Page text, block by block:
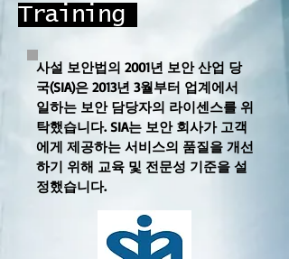
사설 보안법의 2001년 보안 산업 당
국(SIA)은 2013년 3월부터 업계에서
일하는 보안 담당자의 라이센스를 위
탁했습니다. SIA는 보안 회사가 고객
에게 제공하는 서비스의 품질을 개선
하기 위해 교육 및 전문성 기준을 설
정했습니다.
Training